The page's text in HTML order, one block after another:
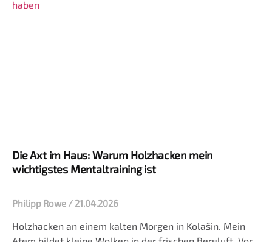
Die Axt im Haus: Warum Holzhacken mein
wichtigstes Mentaltraining ist
Philipp Rowe 21.04.2026
Holzhacken an einem kalten Morgen in Kolašin. Mein